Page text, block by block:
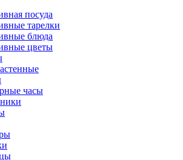
посуда
тарелки
блюда
цветы
часы